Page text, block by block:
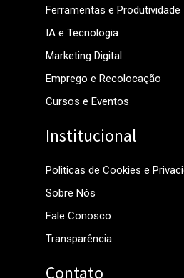
Transparência
Contato
(021) 97531-4781
contato@paralelo.blog.br